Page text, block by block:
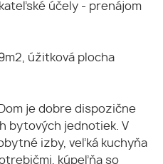
účely - prenájom
úžitková plocha
Dom je dobre dispozične
bytových jednotiek. V
izby, veľká kuchyňa
kúpeľňa so